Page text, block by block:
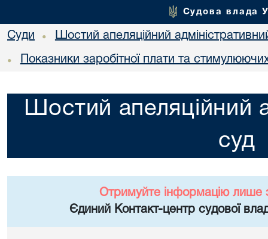
Судова влада
Суди • Шостий апеляційний
• Показники заробітної плати та
Шостий апеляційний
суд
Отримуйте інформацію лише
Єдиний Контакт-центр судової